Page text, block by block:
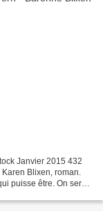
Janvier 2015 432
Blixen, roman.
puisse être. On serait